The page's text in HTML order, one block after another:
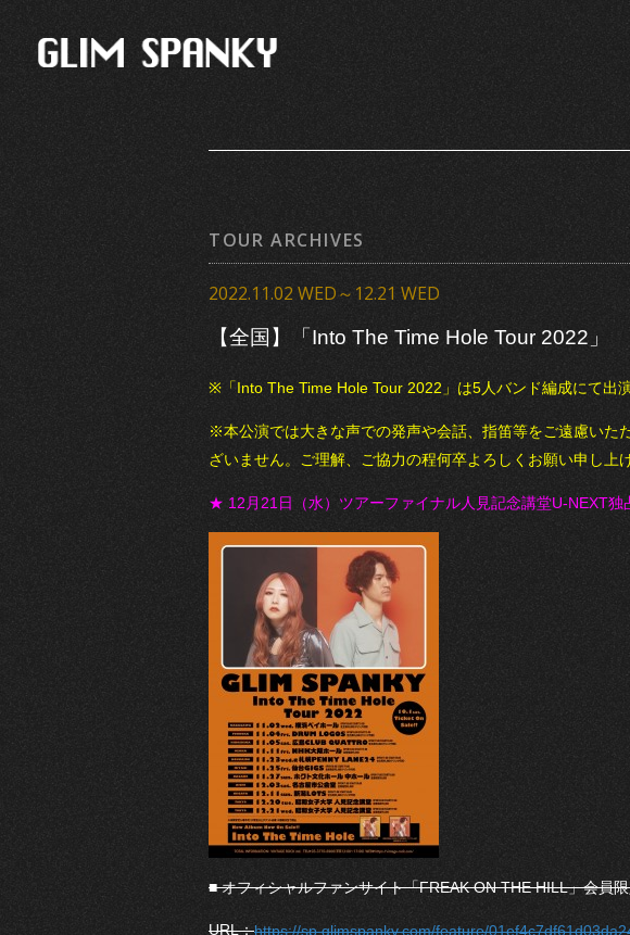
TOUR ARCHIVES
2022.11.02 WED～12.21 WED
【全国】「Into The Time Hole Tour 2022」
※「Into The Time Hole Tour 2022」は5人バンド編成にて出
※本公演では大きな声での発声や会話、指笛等をご遠慮いた
ざいません。ご理解、ご協力の程何卒よろしくお願い申し上
★ 12月21日（水） ツアーファイナル人見記念講堂U-NEXT独
■ オフィシャルファンサイト「FREAK ON THE HILL」会員
URL：https://sp.glimspanky.com/feature/